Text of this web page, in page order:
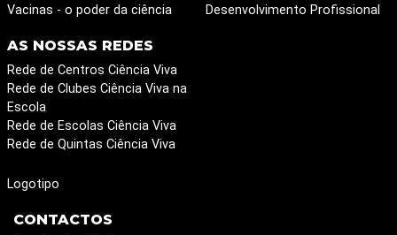
Vacinas - o poder da ciência
Desenvolvimento Profissional
AS NOSSAS REDES
Rede de Centros Ciência Viva
Rede de Clubes Ciência Viva na
Escola
Rede de Escolas Ciência Viva
Rede de Quintas Ciência Viva
Logotipo
CONTACTOS